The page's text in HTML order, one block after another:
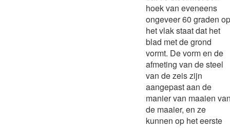
hoek van eveneens
ongeveer 60 graden op
het vlak staat dat het
blad met de grond
vormt. De vorm en de
afmeting van de steel
van de zeis zijn
aangepast aan de
manier van maaien
de maaier, en ze
kunnen op het eerste